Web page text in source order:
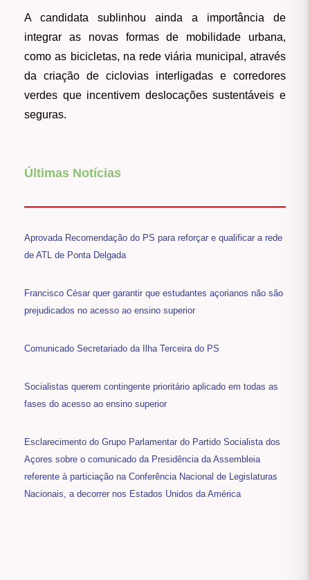
A candidata sublinhou ainda a importância de
integrar as novas formas de mobilidade urbana,
como as bicicletas, na rede viária municipal, através
da criação de ciclovias interligadas e corredores
verdes que incentivem deslocações sustentáveis e
seguras.
Últimas Notícias
Aprovada Recomendação do PS para reforçar e qualificar a rede
de ATL de Ponta Delgada
Francisco César quer garantir que estudantes açorianos não são
prejudicados no acesso ao ensino superior
Comunicado Secretariado da Ilha Terceira do PS
Socialistas querem contingente prioritário aplicado em todas as
fases do acesso ao ensino superior
Esclarecimento do Grupo Parlamentar do Partido Socialista dos
Açores sobre o comunicado da Presidência da Assembleia
referente à particiação na Conferência Nacional de Legislaturas
Nacionais, a decorrer nos Estados Unidos da América